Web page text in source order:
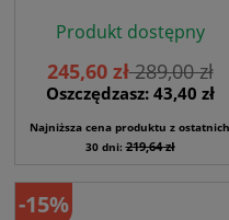
Produkt dostępny
245,60 zł289,00 zł
Oszczędzasz: 43,40 zł
Najniższa cena produktu z ostatnich
30 dni:219,64 zł
-15%